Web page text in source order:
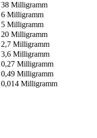
38 Milligramm
6 Milligramm
5 Milligramm
20 Milligramm
2,7 Milligramm
3,6 Milligramm
0,27 Milligramm
0,49 Milligramm
0,014 Milligramm